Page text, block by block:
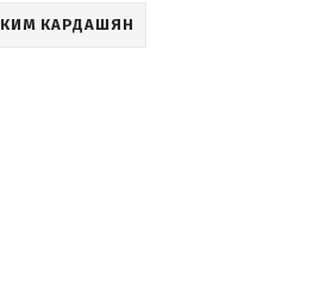
КИМ КАРДАШЯН